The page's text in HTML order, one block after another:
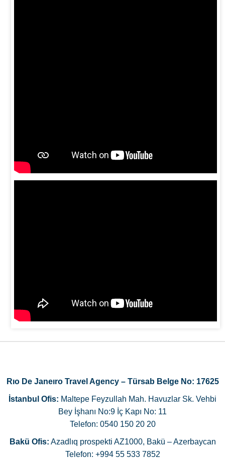
Rıo De Janeıro Travel Agency – Türsab Belge No: 17625
İstanbul Ofis: Maltepe Feyzullah Mah. Havuzlar Sk. Vehbi
Bey İşhanı No:9 İç Kapı No: 11
Telefon: 0540 150 20 20
Bakü Ofis: Azadlıq prospekti AZ1000, Bakü – Azerbaycan
Telefon: +994 55 533 7852